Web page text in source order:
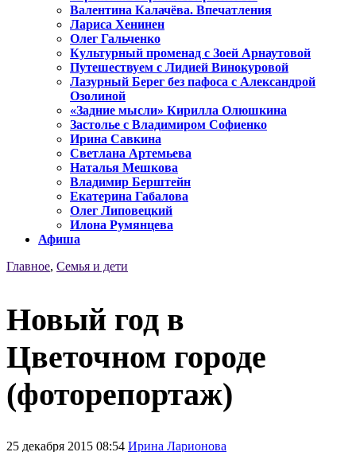
Валентина Калачёва. Впечатления
Лариса Хенинен
Олег Гальченко
Культурный променад с Зоей Арнаутовой
Путешествуем с Лидией Винокуровой
Лазурный Берег без пафоса с Александрой
Озолиной
«Задние мысли» Кирилла Олюшкина
Застолье с Владимиром Софиенко
Ирина Савкина
Светлана Артемьева
Наталья Мешкова
Владимир Берштейн
Екатерина Габалова
Олег Липовецкий
Илона Румянцева
Афиша
Главное, Семья и дети
Новый год в
Цветочном городе
(фоторепортаж)
25 декабря 2015 08:54 Ирина Ларионова